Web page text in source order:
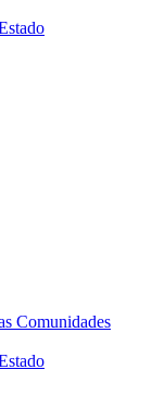
Comunidades